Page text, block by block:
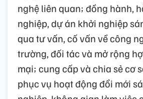
nghệ liên quan; đồng hành,
nghiệp, dự án khởi nghiệp
qua tư vấn, cố vấn về công
trường, đối tác và mở rộng
mại; cung cấp và chia sẻ cơ
phục vụ hoạt động đổi mới